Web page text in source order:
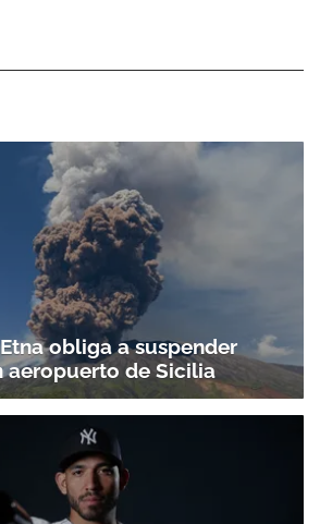
obliga a suspender
aeropuerto de Sicilia